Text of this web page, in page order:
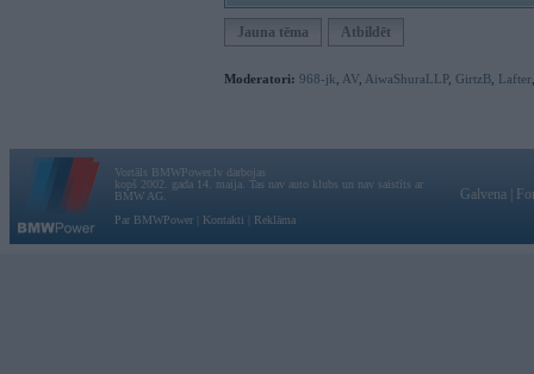
Jauna tēma Atbildēt
Moderatori: 968-jk AV AiwaShuraLLP, GirtzB Lafter
Vortāls BMWPower.lv darbojas
kopš 2002. gada 14. maija. Tas nav auto klubs un nav saistīts ar
BMW AG.
Par BMWPower
Kontakti Reklāma
Galvena